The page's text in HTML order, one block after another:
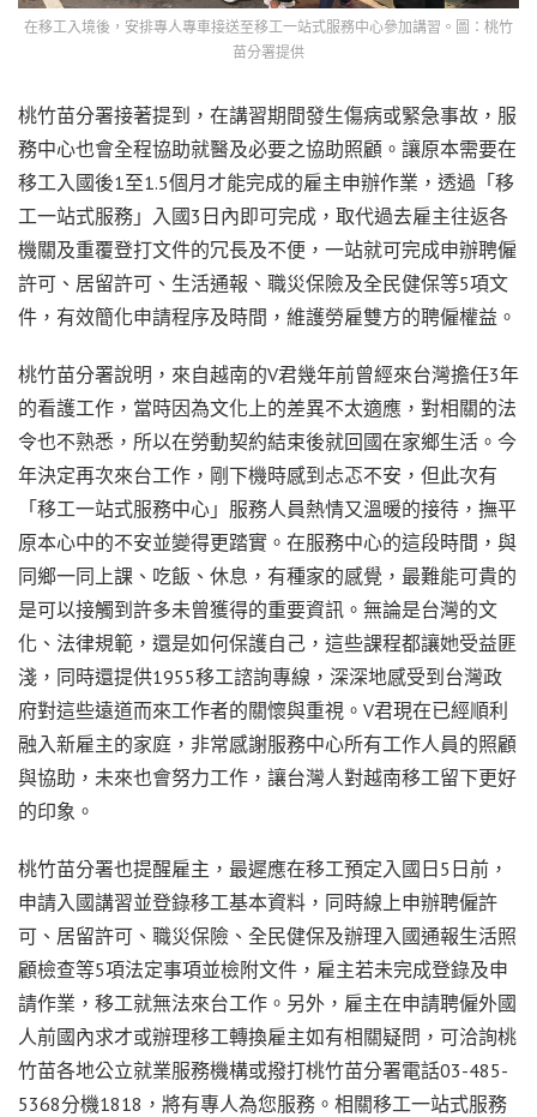
在移工入境後，安排專人專車接送至移工一站式服務中心參加講習。圖：桃竹
苗分署提供
桃竹苗分署接著提到，在講習期間發生傷病或緊急事故，服
務中心也會全程協助就醫及必要之協助照顧。讓原本需要在
移工入國後1至1.5個月才能完成的雇主申辦作業，透過「移
工一站式服務」入國3日內即可完成，取代過去雇主往返各
機關及重覆登打文件的冗長及不便，一站就可完成申辦聘僱
許可、居留許可、生活通報、職災保險及全民健保等5項文
件，有效簡化申請程序及時間，維護勞雇雙方的聘僱權益。
桃竹苗分署說明，來自越南的V君幾年前曾經來台灣擔任3年
的看護工作，當時因為文化上的差異不太適應，對相關的法
令也不熟悉，所以在勞動契約結束後就回國在家鄉生活。今
年決定再次來台工作，剛下機時感到忐忑不安，但此次有
「移工一站式服務中心」服務人員熱情又溫暖的接待，撫平
原本心中的不安並變得更踏實。在服務中心的這段時間，與
同鄉一同上課、吃飯、休息，有種家的感覺，最難能可貴的
是可以接觸到許多未曾獲得的重要資訊。無論是台灣的文
化、法律規範，還是如何保護自己，這些課程都讓她受益匪
淺，同時還提供1955移工諮詢專線，深深地感受到台灣政
府對這些遠道而來工作者的關懷與重視。V君現在已經順利
融入新雇主的家庭，非常感謝服務中心所有工作人員的照顧
與協助，未來也會努力工作，讓台灣人對越南移工留下更好
的印象。
桃竹苗分署也提醒雇主，最遲應在移工預定入國日5日前，
申請入國講習並登錄移工基本資料，同時線上申辦聘僱許
可、居留許可、職災保險、全民健保及辦理入國通報生活照
顧檢查等5項法定事項並檢附文件，雇主若未完成登錄及申
請作業，移工就無法來台工作。另外，雇主在申請聘僱外國
人前國內求才或辦理移工轉換雇主如有相關疑問，可洽詢桃
竹苗各地公立就業服務機構或撥打桃竹苗分署電話03-485-
5368分機1818，將有專人為您服務。相關移工一站式服務